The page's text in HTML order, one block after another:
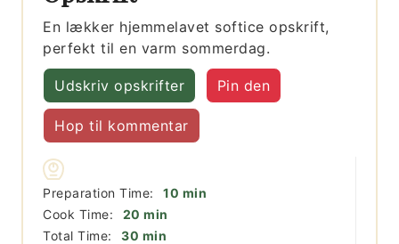
En lækker hjemmelavet softice opskrift,
perfekt til en varm sommerdag.
Udskriv opskrifter Pin den
Hop til kommentar
Preparation Time: 10 minutter
min
Cook Time:
20 minutter
min
Total Time:
30 minutter
min